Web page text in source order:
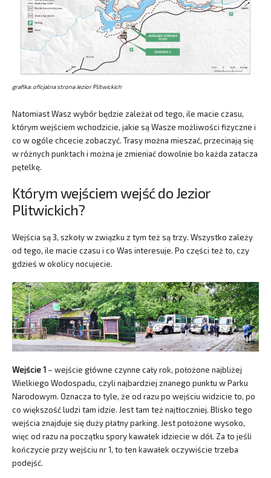
grafika: oficjalna strona Jezior Plitwickich
Natomiast Wasz wybór będzie zależał od tego, ile macie czasu,
którym wejściem wchodzicie, jakie są Wasze możliwości fizyczne i
co w ogóle chcecie zobaczyć. Trasy można mieszać, przecinają się
w różnych punktach i można je zmieniać dowolnie bo każda zatacza
pętelkę.
Którym wejściem wejść do Jezior
Plitwickich?
Wejścia są 3, szkoły w związku z tym też są trzy. Wszystko zależy
od tego, ile macie czasu i co Was interesuje. Po części też to, czy
gdzieś w okolicy nocujecie.
Wejście 1 – wejście główne czynne cały rok, położone najbliżej
Wielkiego Wodospadu, czyli najbardziej znanego punktu w Parku
Narodowym. Oznacza to tyle, że od razu po wejściu widzicie to, po
co większość ludzi tam idzie. Jest tam też najtłoczniej. Blisko tego
wejścia znajduje się duży płatny parking. Jest położone wysoko,
więc od razu na początku spory kawałek idziecie w dół. Za to jeśli
kończycie przy wejściu nr 1, to ten kawałek oczywiście trzeba
podejść.